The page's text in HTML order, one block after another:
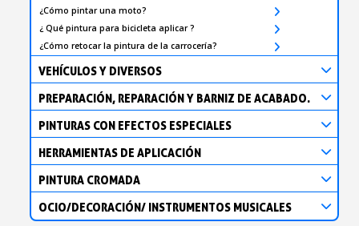
¿Cómo pintar una moto?
¿ Qué pintura para bicicleta aplicar ?
¿Cómo retocar la pintura de la carrocería?
VEHÍCULOS Y DIVERSOS
PREPARACIÓN, REPARACIÓN Y BARNIZ DE ACABADO.
PINTURAS CON EFECTOS ESPECIALES
HERRAMIENTAS DE APLICACIÓN
PINTURA CROMADA
OCIO/DECORACIÓN/ INSTRUMENTOS MUSICALES